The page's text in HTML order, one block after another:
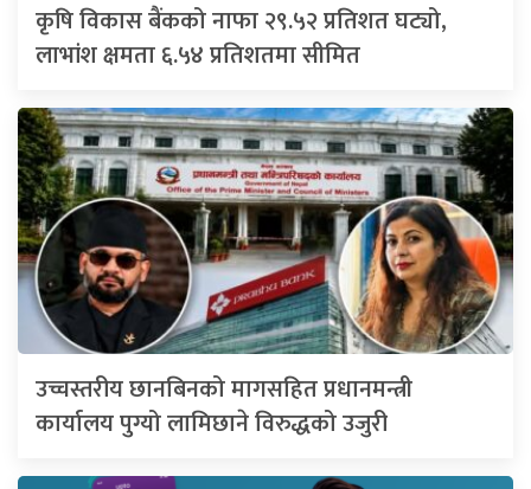
कृषि विकास बैंकको नाफा २९.५२ प्रतिशत घट्यो,
लाभांश क्षमता ६.५४ प्रतिशतमा सीमित
उच्चस्तरीय छानबिनको मागसहित प्रधानमन्त्री
कार्यालय पुग्यो लामिछाने विरुद्धको उजुरी